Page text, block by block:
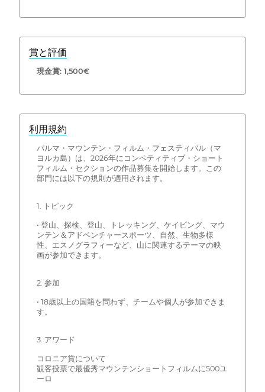
賞と評価
現金賞: 1,500€
利用規約
パルマ・マウンテン・フィルム・フェスティバル（マ
ヨルカ島）は、2026年にコンペティティブ・ショート
フィルム・セクションの作品募集を開始します。この
部門には以下の規則が適用されます。
1. トピック
• 登山、探検、登山、トレッキング、ケイビング、マウ
ンテン＆アドベンチャースポーツ、自然、生物多様
性、エスノグラフィーなど、山に関連するテーマの映
画が参加できます。
2. 参加
• 18歳以上の国籍を問わず、チームや個人が参加できま
す。
3. アワード
コロニア賞について
観客投票で最優秀マウンテンショートフィルムに500ユ
ーロ